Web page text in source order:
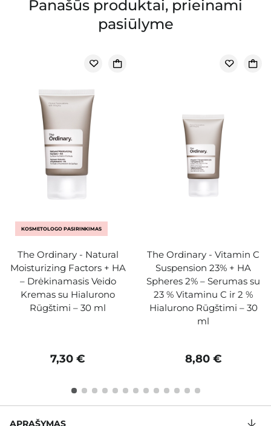
Panašūs produktai, prieinami
pasiūlyme
KOSMETOLOGO PASIRINKIMAS
The Ordinary - Natural
Moisturizing Factors + HA
– Drėkinamasis Veido
Kremas su Hialurono
Rūgštimi – 30 ml
7,30 €
The Ordinary - Vitamin C
Suspension 23% + HA
Spheres 2% – Serumas su
23 % Vitaminu C ir 2 %
Hialurono Rūgštimi – 30
ml
8,80 €